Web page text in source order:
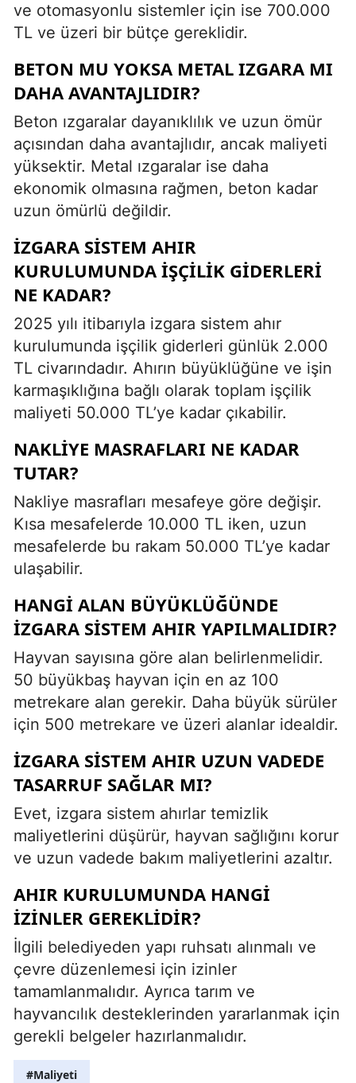
ve otomasyonlu sistemler için ise 700.000
TL ve üzeri bir bütçe gereklidir.
BETON MU YOKSA METAL IZGARA MI
DAHA AVANTAJLIDIR?
Beton ızgaralar dayanıklılık ve uzun ömür
açısından daha avantajlıdır, ancak maliyeti
yüksektir. Metal ızgaralar ise daha
ekonomik olmasına rağmen, beton kadar
uzun ömürlü değildir.
İZGARA SISTEM AHIR
KURULUMUNDA IŞÇILIK GIDERLERI
NE KADAR?
2025 yılı itibarıyla izgara sistem ahır
kurulumunda işçilik giderleri günlük 2.000
TL civarındadır. Ahırın büyüklüğüne ve işin
karmaşıklığına bağlı olarak toplam işçilik
maliyeti 50.000 TL’ye kadar çıkabilir.
NAKLIYE MASRAFLARI NE KADAR
TUTAR?
Nakliye masrafları mesafeye göre değişir.
Kısa mesafelerde 10.000 TL iken, uzun
mesafelerde bu rakam 50.000 TL’ye kadar
ulaşabilir.
HANGI ALAN BÜYÜKLÜĞÜNDE
IZGARA SISTEM AHIR YAPILMALIDIR?
Hayvan sayısına göre alan belirlenmelidir.
50 büyükbaş hayvan için en az 100
metrekare alan gerekir. Daha büyük sürüler
için 500 metrekare ve üzeri alanlar idealdir.
İZGARA SISTEM AHIR UZUN VADEDE
TASARRUF SAĞLAR MI?
Evet, izgara sistem ahırlar temizlik
maliyetlerini düşürür, hayvan sağlığını korur
ve uzun vadede bakım maliyetlerini azaltır.
AHIR KURULUMUNDA HANGI
IZINLER GEREKLIDIR?
İlgili belediyeden yapı ruhsatı alınmalı ve
çevre düzenlemesi için izinler
tamamlanmalıdır. Ayrıca tarım ve
hayvancılık desteklerinden yararlanmak için
gerekli belgeler hazırlanmalıdır.
#Maliyeti